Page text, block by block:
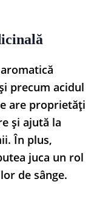
precum acidul
are proprietăți
și ajută la
În plus,
juca un rol
de sânge.